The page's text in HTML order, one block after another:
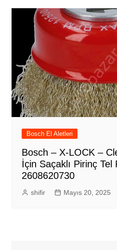
Bosch El Aletleri
Bosch – X-LOCK –
İçin Saçaklı Pirinç Tel
2608620730
shifir Mayıs 20, 2025